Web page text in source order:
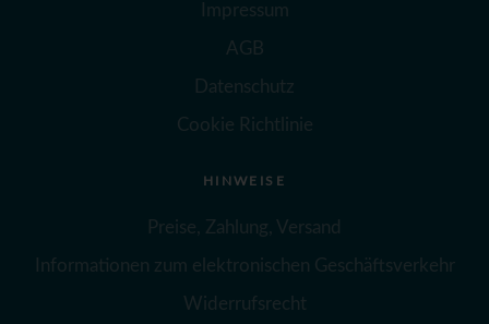
Impressum
AGB
Datenschutz
Cookie Richtlinie
HINWEISE
Preise, Zahlung, Versand
Informationen zum elektronischen Geschäftsverkehr
Widerrufsrecht